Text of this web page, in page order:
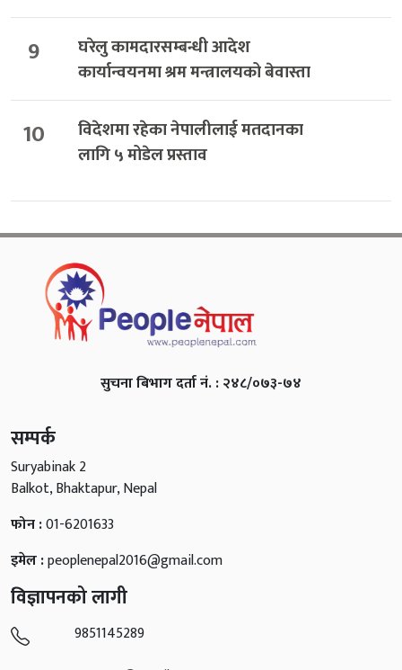
9
घरेलु कामदारसम्बन्धी आदेश
कार्यान्वयनमा श्रम मन्त्रालयको बेवास्ता
10
विदेशमा रहेका नेपालीलाई मतदानका
लागि ५ मोडेल प्रस्ताव
सुचना बिभाग दर्ता नं. : २४८/०७३-७४
सम्पर्क
Suryabinak 2
Balkot, Bhaktapur, Nepal
फोन :01-6201633
इमेल :peoplenepal2016@gmail.com
विज्ञापनको लागी
9851145289